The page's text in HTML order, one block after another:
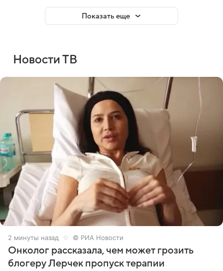
Показать еще
Новости ТВ
2 минуты назад © РИА Новости
Онколог рассказала, чем может грозить
блогеру Лерчек пропуск терапии